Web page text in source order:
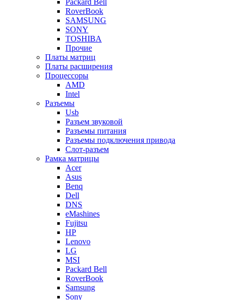
RoverBook
SAMSUNG
SONY
TOSHIBA
Прочие
Платы матриц
Платы расширения
Процессоры
AMD
Intel
Разъемы
Usb
Разъем звуковой
Разъемы питания
Разъемы подключения привода
Слот-разъем
Рамка матрицы
Acer
Asus
Benq
Dell
DNS
eMashines
Fujitsu
HP
Lenovo
LG
MSI
Packard Bell
RoverBook
Samsung
Sony